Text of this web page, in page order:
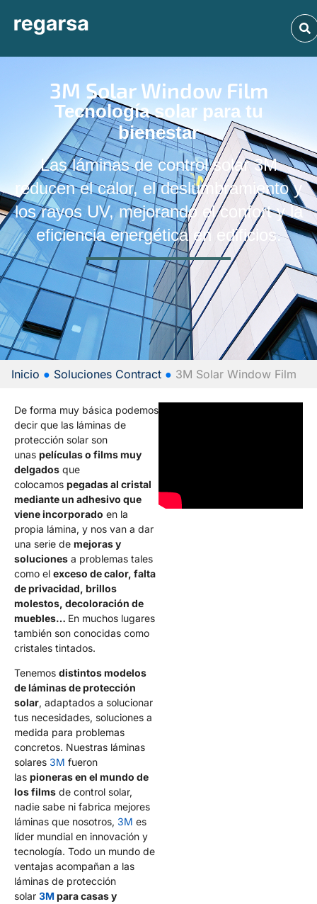
3M Solar Window Film
Tecnología solar para tu
bienestar
Las láminas de control solar 3M
reducen el calor, el deslumbramiento y
los rayos UV, mejorando el confort y la
eficiencia energética en edificios.
Inicio ● Soluciones Contract​ ● 3M Solar Window Film
De forma muy básica podemos
decir que las láminas de
protección solar son
unas películas o films muy
delgados que
colocamos pegadas al cristal
mediante un adhesivo que
viene incorporado en la
propia lámina, y nos van a dar
una serie de mejoras y
soluciones a problemas tales
como el exceso de calor, falta
de privacidad, brillos
molestos, decoloración de
muebles… En muchos lugares
también son conocidas como
cristales tintados.
Tenemos distintos modelos
de láminas de protección
solar, adaptados a solucionar
tus necesidades, soluciones a
medida para problemas
concretos. Nuestras láminas
solares 3M fueron
las pioneras en el mundo de
los films de control solar,
nadie sabe ni fabrica mejores
láminas que nosotros, 3M es
líder mundial en innovación y
tecnología. Todo un mundo de
ventajas acompañan a las
láminas de protección
solar 3Mpara casas y